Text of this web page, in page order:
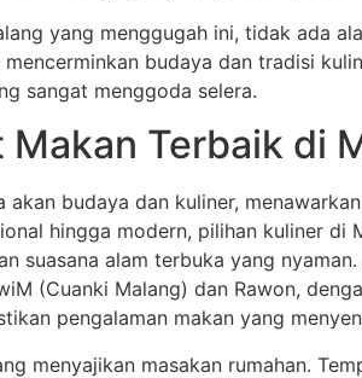
yang menggugah ini, tidak ada
budaya dan tradisi
sangat menggoda selera.
Terbaik di
akan budaya dan kuliner,
hingga modern, pilihan kuliner
suasana alam terbuka yang
(Cuanki Malang) dan Rawon,
pengalaman makan yang
menyajikan masakan rumahan.